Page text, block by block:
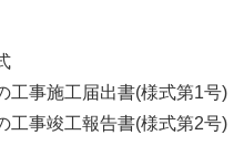
事施工届出書(様式第1号)
事竣工報告書(様式第2号)